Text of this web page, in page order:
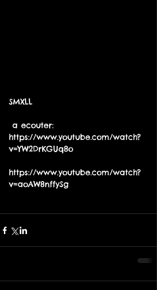
​​SMXLL
https://www.youtube.com/watch?
v=YW2DrKGUq8o
https://www.youtube.com/watch?
v=aoAW8nffySg